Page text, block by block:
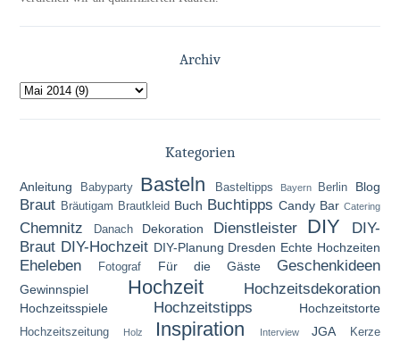
Archiv
Kategorien
Anleitung Babyparty Basteln Basteltipps Bayern Berlin Blog
Braut Bräutigam Brautkleid Buch Buchtipps Candy Bar Catering
Chemnitz Danach Dekoration Dienstleister DIY
DIY-
Braut DIY-Hochzeit DIY-Planung Dresden Echte Hochzeiten
Eheleben Fotograf Für die Gäste Geschenkideen
Gewinnspiel Hochzeit Hochzeitsdekoration
Hochzeitsspiele Hochzeitstipps Hochzeitstorte
Hochzeitszeitung Holz Inspiration Interview JGA Kerze